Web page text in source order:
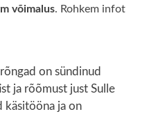
võimalus. Rohkem infot
on sündinud
ja rõõmust just Sulle
käsitööna ja on